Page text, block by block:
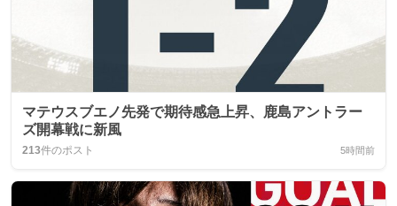
マテウスブエノ先発で期待感急上昇、鹿島アントラー
ズ開幕戦に新風
213件のポスト 5時間前